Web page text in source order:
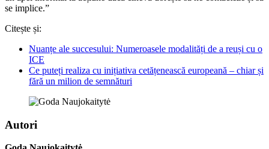
se implice.”
Citește și:
Nuanțe ale succesului: Numeroasele modalități de a reuși cu o
ICE
Ce puteți realiza cu inițiativa cetățenească europeană – chiar și
fără un milion de semnături
Autori